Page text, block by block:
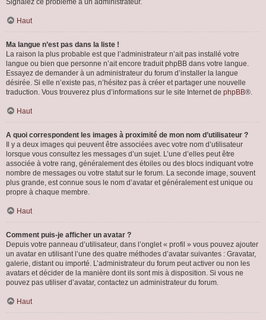
Signalez ce problème à un administrateur.
Haut
Ma langue n’est pas dans la liste !
La raison la plus probable est que l’administrateur n’ait pas installé votre
langue ou bien que personne n’ait encore traduit phpBB dans votre langue.
Essayez de demander à un administrateur du forum d’installer la langue
désirée. Si elle n’existe pas, n’hésitez pas à créer et partager une nouvelle
traduction. Vous trouverez plus d’informations sur le site Internet de phpBB®.
Haut
A quoi correspondent les images à proximité de mon nom d’utilisateur ?
Il y a deux images qui peuvent être associées avec votre nom d’utilisateur
lorsque vous consultez les messages d’un sujet. L’une d’elles peut être
associée à votre rang, généralement des étoiles ou des blocs indiquant votre
nombre de messages ou votre statut sur le forum. La seconde image, souvent
plus grande, est connue sous le nom d’avatar et généralement est unique ou
propre à chaque membre.
Haut
Comment puis-je afficher un avatar ?
Depuis votre panneau d’utilisateur, dans l’onglet « profil » vous pouvez ajouter
un avatar en utilisant l’une des quatre méthodes d’avatar suivantes : Gravatar,
galerie, distant ou importé. L’administrateur du forum peut activer ou non les
avatars et décider de la manière dont ils sont mis à disposition. Si vous ne
pouvez pas utiliser d’avatar, contactez un administrateur du forum.
Haut